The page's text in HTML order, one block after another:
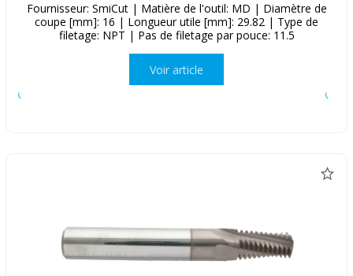
Fournisseur: SmiCut | Matière de l'outil: MD | Diamètre de
coupe [mm]: 16 | Longueur utile [mm]: 29.82 | Type de
filetage: NPT | Pas de filetage par pouce: 11.5
Voir article